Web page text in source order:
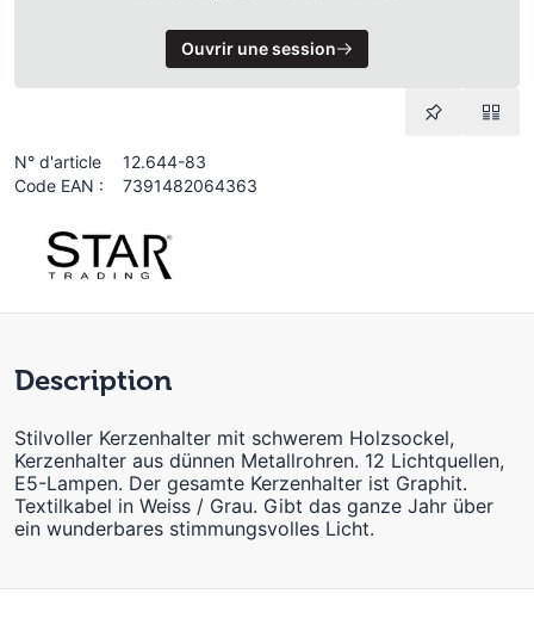
Ouvrir une session
N° d'article
12.644-83
Code EAN :
7391482064363
Description
Stilvoller Kerzenhalter mit schwerem Holzsockel,
Kerzenhalter aus dünnen Metallrohren. 12 Lichtquellen,
E5-Lampen. Der gesamte Kerzenhalter ist Graphit.
Textilkabel in Weiss / Grau. Gibt das ganze Jahr über
ein wunderbares stimmungsvolles Licht.